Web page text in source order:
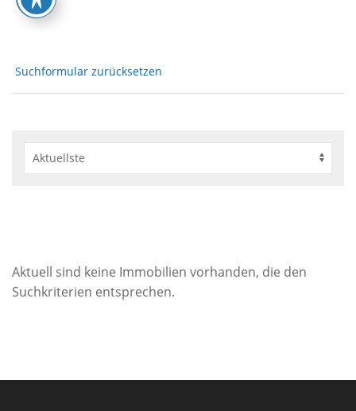
Suchformular zurücksetzen
Aktuell sind keine Immobilien vorhanden, die den
Suchkriterien entsprechen.